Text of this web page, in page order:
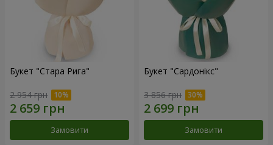
Букет "Стара Рига"
2 954 грн
Замовити
Букет "Сардонікс"
3 856 грн
Замовити